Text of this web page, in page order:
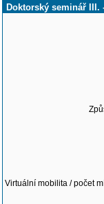
Doktorský seminář III.
Virtuální mobilita / počet